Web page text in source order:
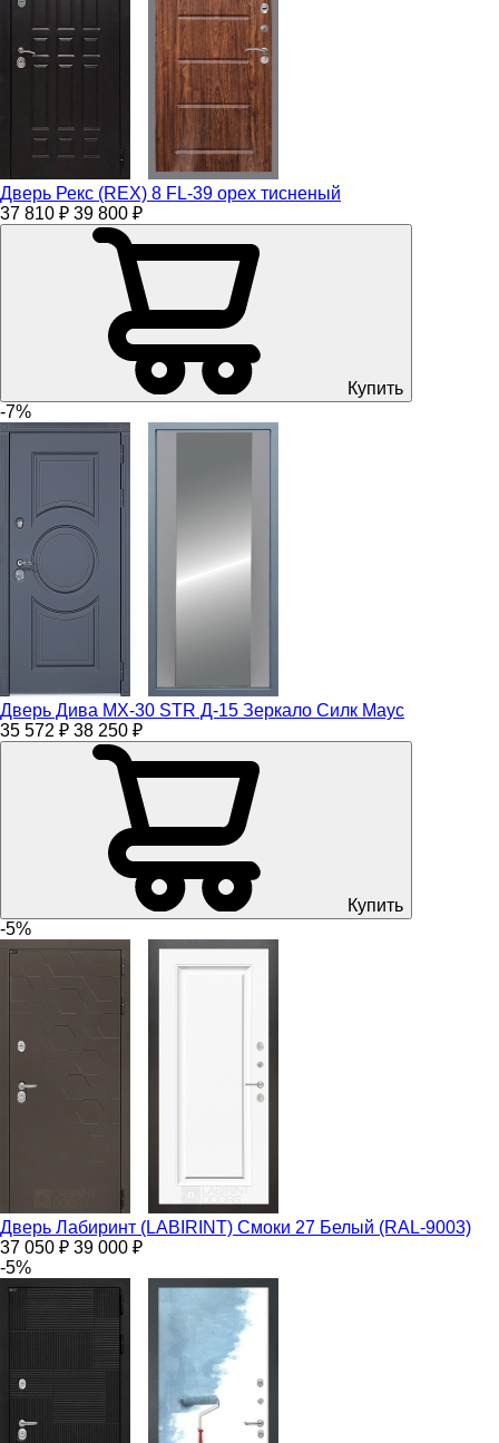
Дверь Рекс (REX) 8 FL-39 орех тисненый
37 810 ₽ 39 800 ₽
Купить
-7%
Дверь Дива МХ-30 STR Д-15 Зеркало Силк Маус
35 572 ₽ 38 250 ₽
Купить
-5%
Дверь Лабиринт (LABIRINT) Смоки 27 Белый (RAL-9003)
37 050 ₽ 39 000 ₽
-5%